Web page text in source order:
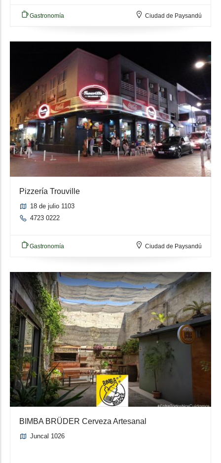
Gastronomía Ciudad de Paysandú
Pizzería Trouville
18 de julio 1103
4723 0222
Gastronomía Ciudad de Paysandú
BIMBA BRÜDER Cerveza Artesanal
Juncal 1026